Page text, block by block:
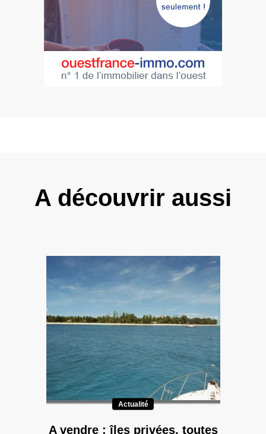
A découvrir aussi
Actualité
A vendre : îles privées, toutes